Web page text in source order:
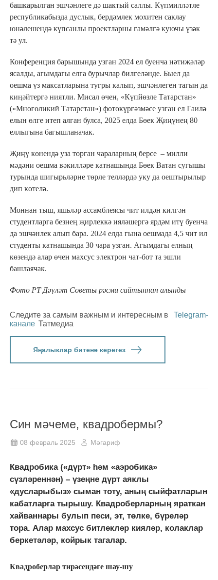
башкарылган эшчәнлеге дә шактый саллы. Күпмилләтле
республикабызда дуслык, бердәмлек мохитен саклау
юнәлешендә күпсанлы проектларны гамәлгә куючы үзәк
тә ул.
Конференция барышында узган 2024 ел буенча нәтиҗәләр
ясалды, агымдагы елга бурычлар билгеләнде. Быел да
оешма үз максатларына тугры калып, эшчәнлеген тагын да
киңәйтергә ниятли. Мисал өчен, «Күпйөзле Татарстан»
(«Многоликий Татарстан») фотокүргәзмәсе узган ел Гаилә
елын өлге итеп алган булса, 2025 елда Бөек Җиңүнең 80
еллыгына багышланачак.
Җиңү көнендә уза торган чараларның берсе – милли
мәдәни оешма вәкилләре катнашында Бөек Ватан сугышы
турында шигырьләрне төрле телләрдә уку да оештырылыр
дип көтелә.
Моннан тыш, яшьләр ассамблеясы чит илдән килгән
студентларга безнең җирлеккә ияләшергә ярдәм итү буенча
да эшчәнлек алып бара. 2024 елда гына оешмада 4,5 чит ил
студенты катнашында 30 чара узган. Агымдагы елның
көзендә алар өчен махсус электрон чат-бот та эшли
башлаячак.
Фото РТ Дәүләт Советы рәсми сайтыннан алынды
Следите за самым важным и интересным в
Telegram-
канале Татмедиа
Яңалыклар битенә керегез
Син мәчеме, квадробермы?
08 февраль 2025 Мәгариф
Квадробика («дүрт» һәм «аэробика»
сүзләреннән) – үзеңне дүрт аяклы
«дусларыбыз» сыман тоту, аның сыйфатларын
кабатларга тырышу. Квадроберларның яраткан
хайваннары булып песи, эт, төлке, бүреләр
тора. Алар махсус битлекләр кияләр, колаклар
беркетәләр, койрык тагалар.
Квадроберлар тирәсендәге шау-шу